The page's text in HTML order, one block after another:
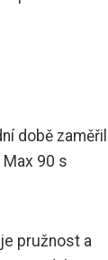
době zaměřil
90 s
pružnost a